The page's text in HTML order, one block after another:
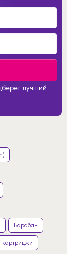
лучший
Барабан
картриджи